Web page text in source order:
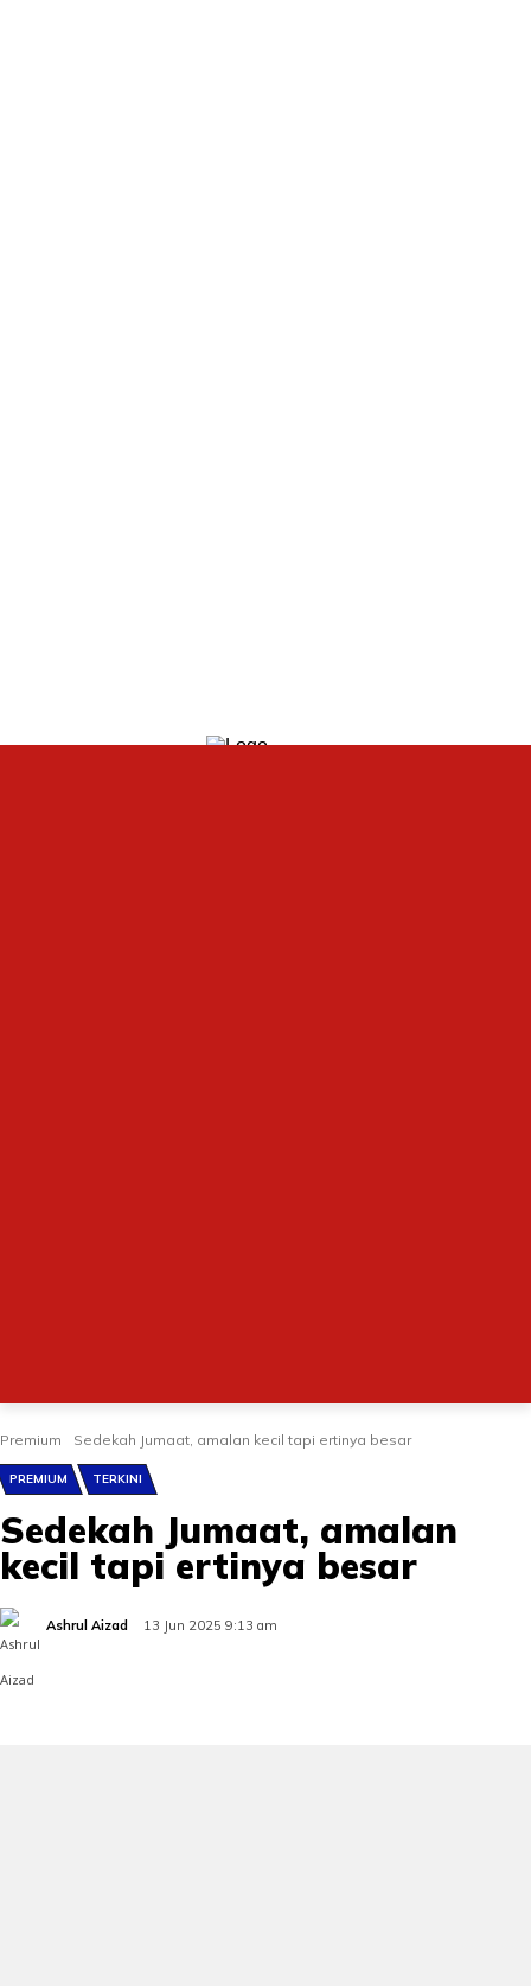
Premium Sedekah Jumaat, amalan kecil tapi ertinya besar
PREMIUM TERKINI
Sedekah Jumaat, amalan
kecil tapi ertinya besar
Ashrul Aizad 13 Jun 2025 9:13 am